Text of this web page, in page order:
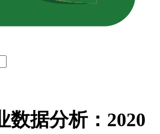
数据分析：2020